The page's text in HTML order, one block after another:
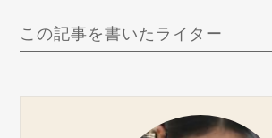
この記事を書いたライター